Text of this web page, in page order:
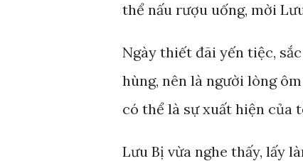
thể nấu rượu uống, mời
Ngày thiết đãi yến tiệc,
hùng, nên là người lòng
có thể là sự xuất hiện của
Lưu Bị vừa nghe thấy, lấy